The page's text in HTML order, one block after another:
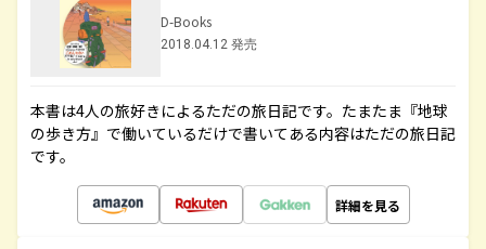
D-Books
2018.04.12 発売
本書は4人の旅好きによるただの旅日記です。たまたま『地球
の歩き方』で働いているだけで書いてある内容はただの旅日記
です。
詳細を見る